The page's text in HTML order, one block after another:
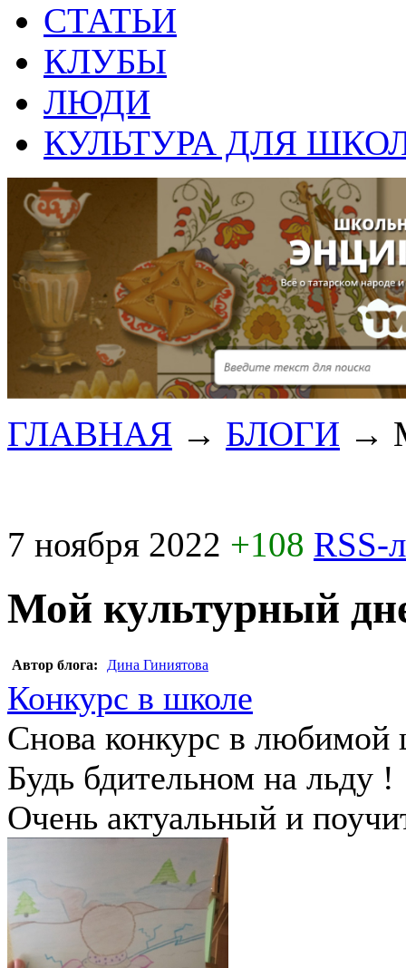
СТАТЬИ
КЛУБЫ
ЛЮДИ
КУЛЬТУРА ДЛЯ
ГЛАВНАЯ → БЛОГИ →
7 ноября 2022 +108 RSS-
Мой культурный
Автор блога: Дина Гиниятова
Конкурс в школе
Снова конкурс в любимой
Будь бдительном на льду !
Очень актуальный и